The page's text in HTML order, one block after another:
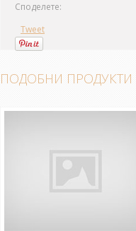
Споделете:
Tweet
ПОДОБНИ ПРОДУКТИ